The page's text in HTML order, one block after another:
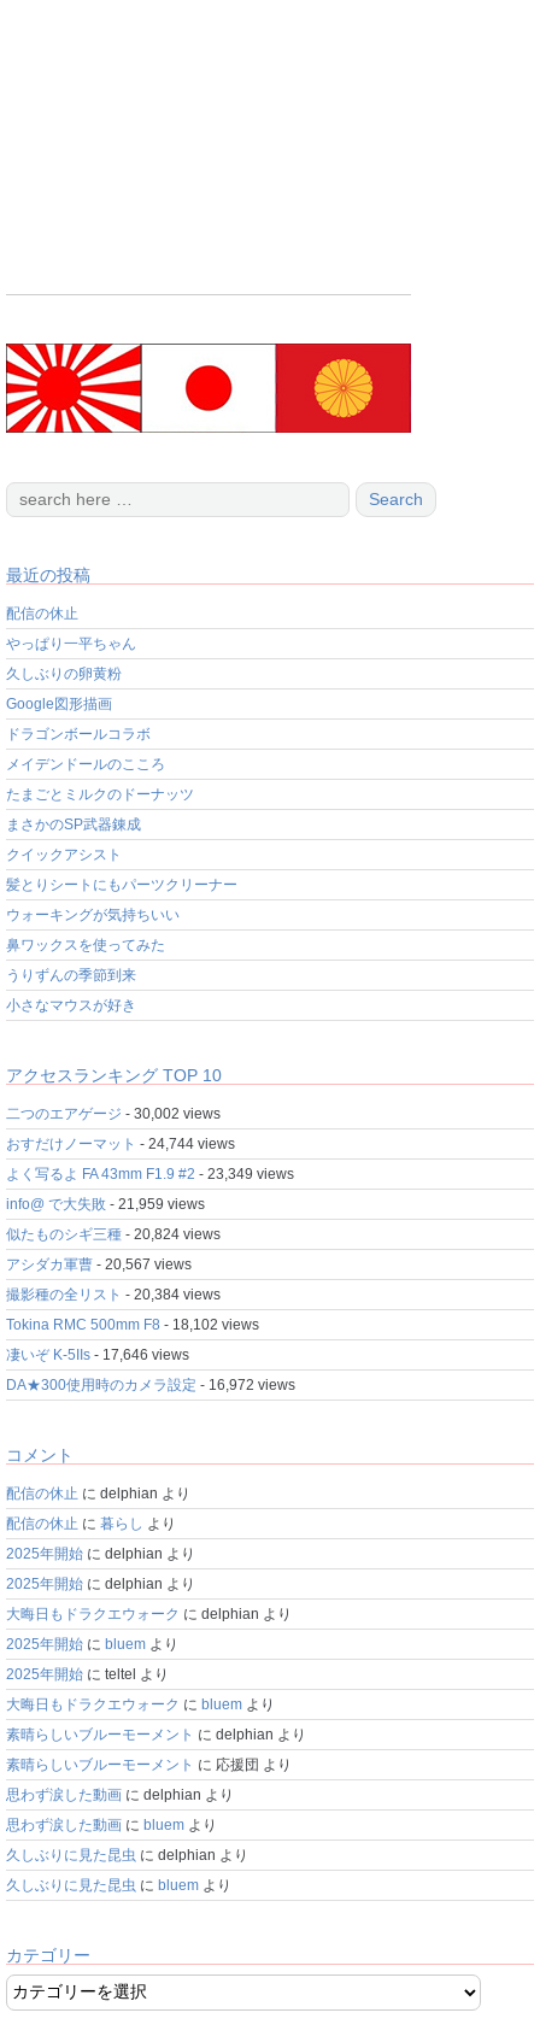
最近の投稿
配信の休止
やっぱり一平ちゃん
久しぶりの卵黄粉
Google図形描画
ドラゴンボールコラボ
メイデンドールのこころ
たまごとミルクのドーナッツ
まさかのSP武器錬成
クイックアシスト
髪とりシートにもパーツクリーナー
ウォーキングが気持ちいい
鼻ワックスを使ってみた
うりずんの季節到来
小さなマウスが好き
アクセスランキング TOP 10
二つのエアゲージ - 30,002 views
おすだけノーマット - 24,744 views
よく写るよ FA 43mm F1.9 #2 - 23,349 views
info@ で大失敗 - 21,959 views
似たものシギ三種 - 20,824 views
アシダカ軍曹 - 20,567 views
撮影種の全リスト - 20,384 views
Tokina RMC 500mm F8 - 18,102 views
凄いぞ K-5IIs - 17,646 views
DA★300使用時のカメラ設定 - 16,972 views
コメント
配信の休止 に delphian より
配信の休止 に 暮らし より
2025年開始 に delphian より
2025年開始 に delphian より
大晦日もドラクエウォーク に delphian より
2025年開始 に bluem より
2025年開始 に teltel より
大晦日もドラクエウォーク に bluem より
素晴らしいブルーモーメント に delphian より
素晴らしいブルーモーメント に 応援団 より
思わず涙した動画 に delphian より
思わず涙した動画 に bluem より
久しぶりに見た昆虫 に delphian より
久しぶりに見た昆虫 に bluem より
カテゴリー